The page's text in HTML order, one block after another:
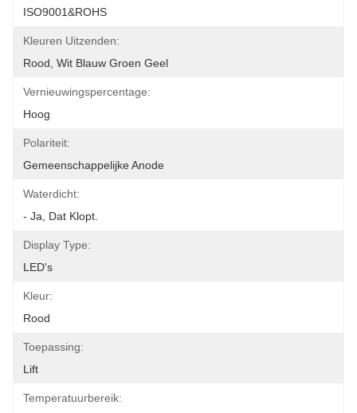
ISO9001&ROHS
Kleuren Uitzenden:
Rood, Wit Blauw Groen Geel
Vernieuwingspercentage:
Hoog
Polariteit:
Gemeenschappelijke Anode
Waterdicht:
- Ja, Dat Klopt.
Display Type:
LED's
Kleur:
Rood
Toepassing:
Lift
Temperatuurbereik: